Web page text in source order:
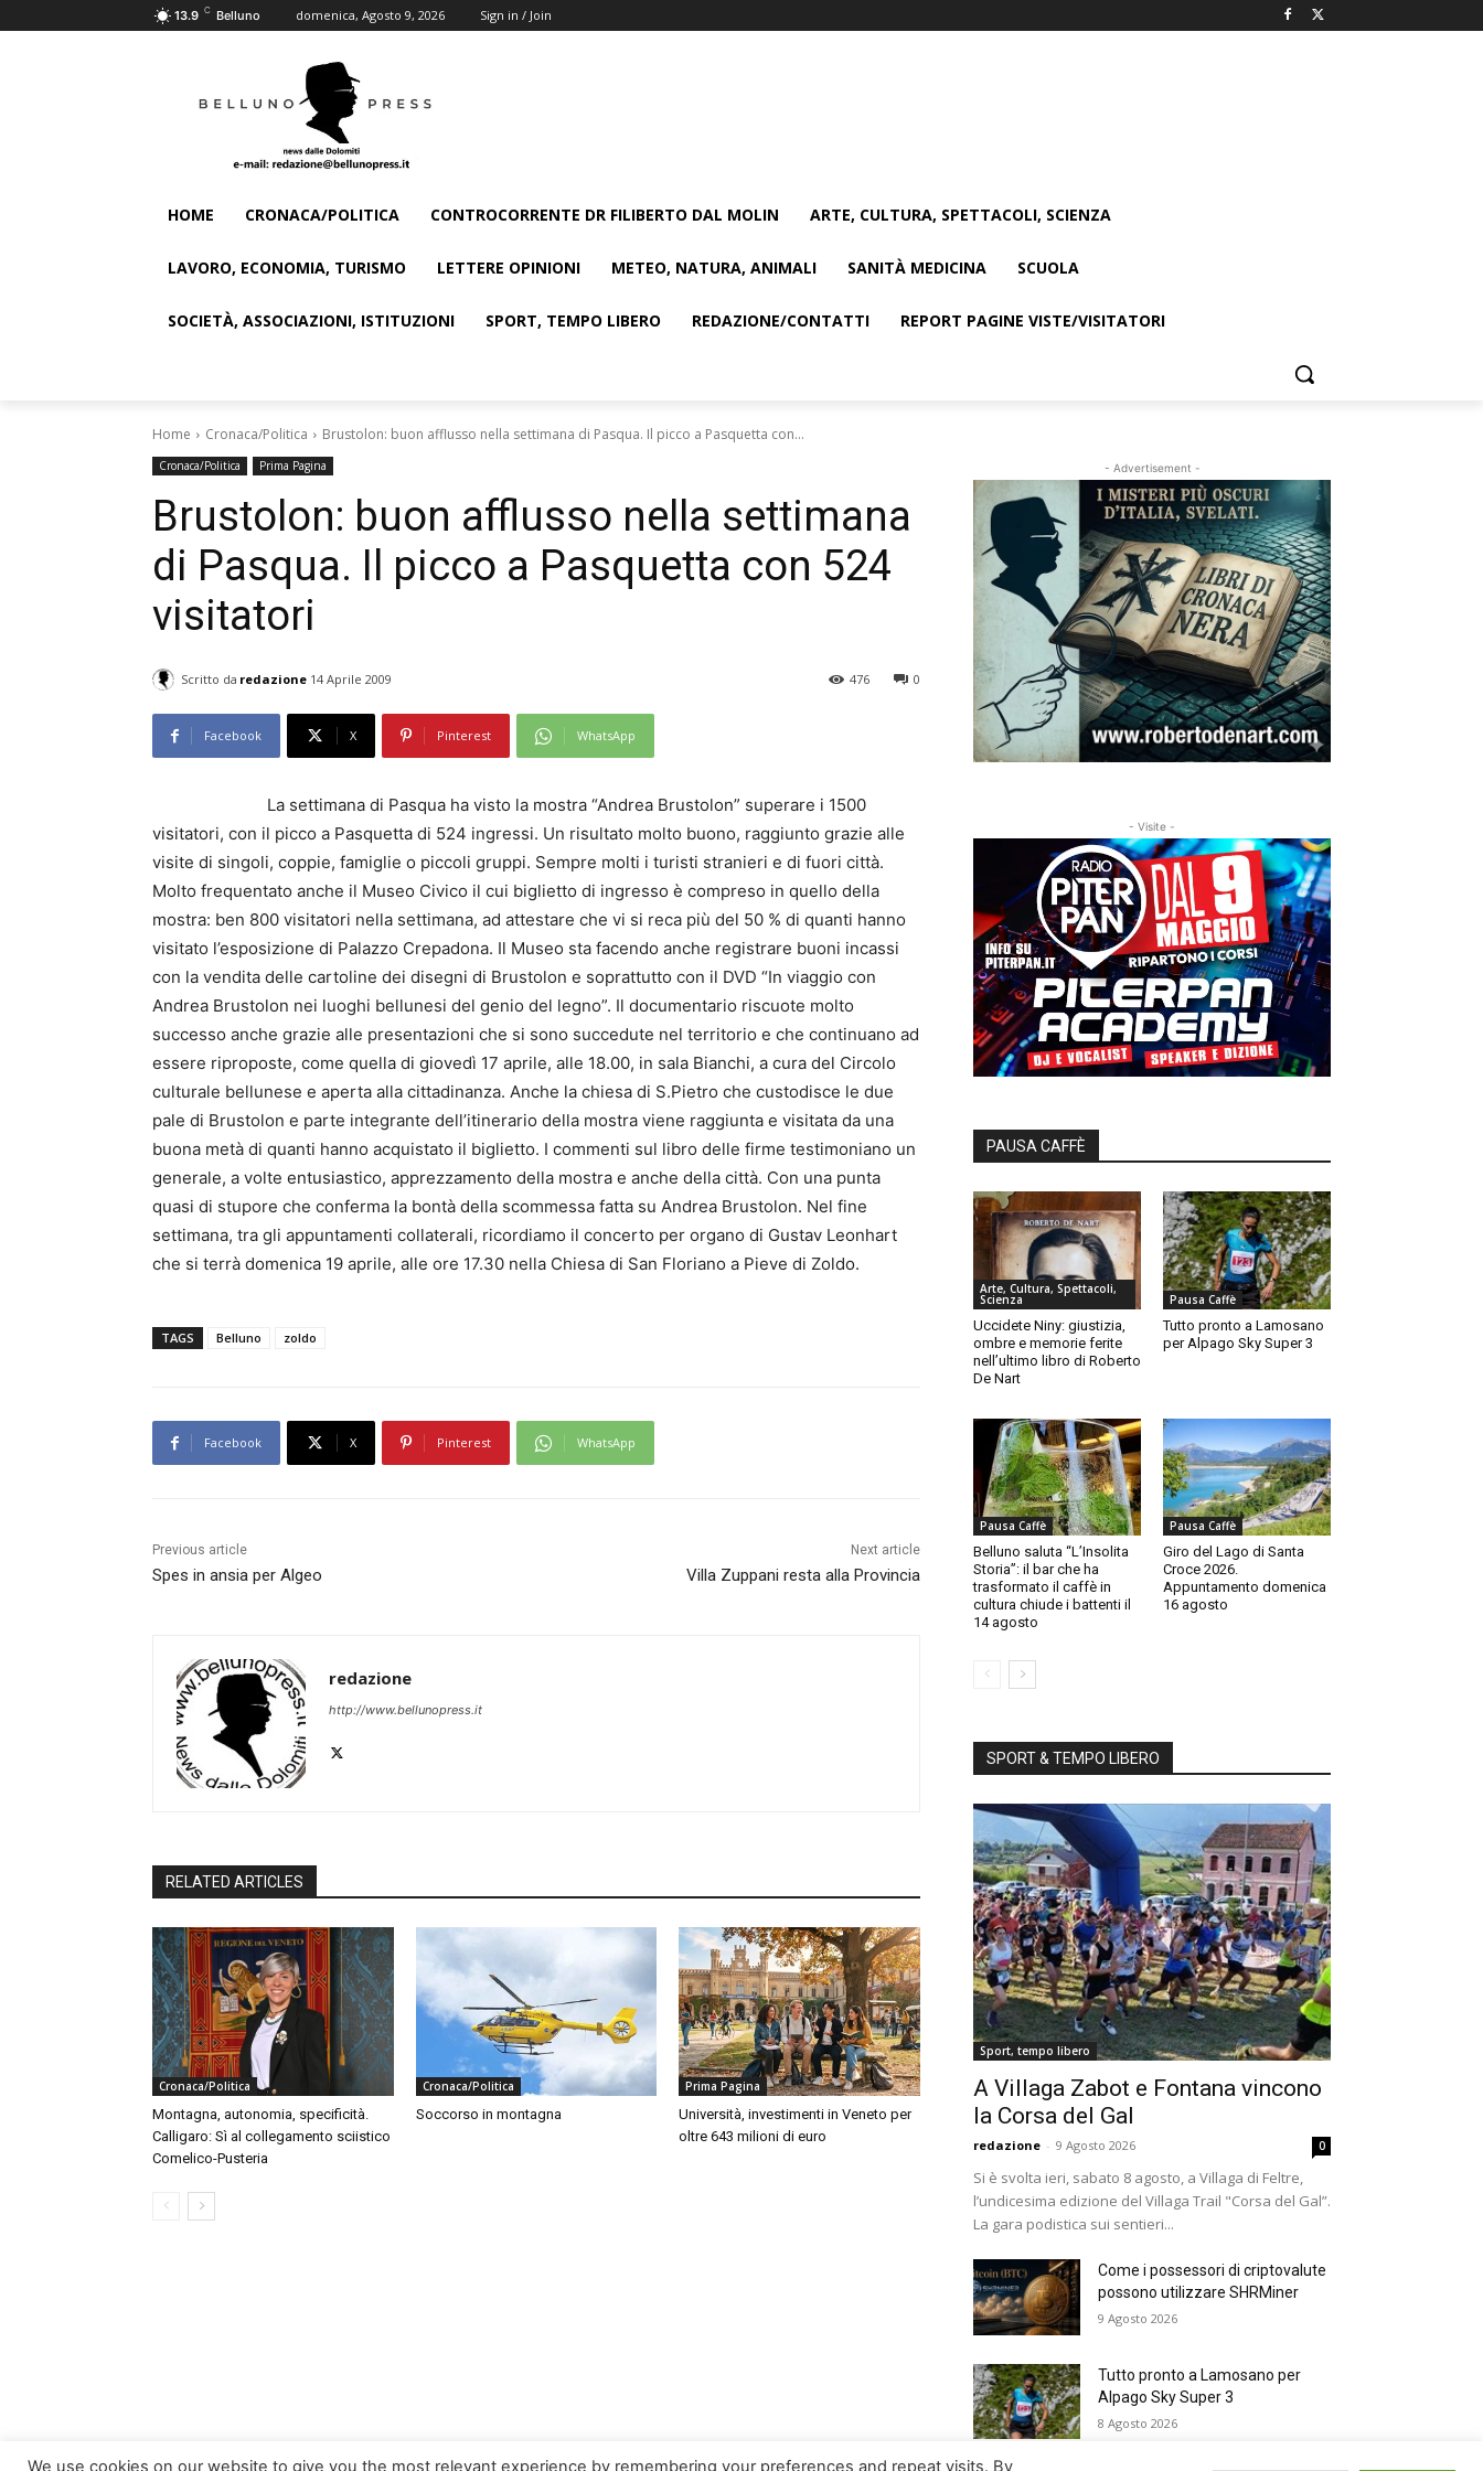
13.9 C Belluno domenica, Agosto 9, 2026 Sign in / Join
HOME CRONACA/POLITICA CONTROCORRENTE DR FILIBERTO DAL MOLIN ARTE, CULTURA, SPETTACOLI, SCIENZA
LAVORO, ECONOMIA, TURISMO LETTERE OPINIONI METEO, NATURA, ANIMALI SANITÀ MEDICINA SCUOLA
SOCIETÀ, ASSOCIAZIONI, ISTITUZIONI SPORT, TEMPO LIBERO REDAZIONE/CONTATTI REPORT PAGINE VISTE/VISITATORI
Home Cronaca/Politica Brustolon: buon afflusso nella settimana di Pasqua. Il picco a Pasquetta con...
Cronaca/Politica Prima Pagina
Brustolon: buon afflusso nella settimana
di Pasqua. Il picco a Pasquetta con 524
visitatori
Scritto da redazione 14 Aprile 2009 0
476
Facebook X Pinterest WhatsApp
La settimana di Pasqua ha visto la mostra “Andrea Brustolon” superare i 1500
visitatori, con il picco a Pasquetta di 524 ingressi. Un risultato molto buono, raggiunto grazie alle
visite di singoli, coppie, famiglie o piccoli gruppi. Sempre molti i turisti stranieri e di fuori città.
Molto frequentato anche il Museo Civico il cui biglietto di ingresso è compreso in quello della
mostra: ben 800 visitatori nella settimana, ad attestare che vi si reca più del 50 % di quanti hanno
visitato l’esposizione di Palazzo Crepadona. Il Museo sta facendo anche registrare buoni incassi
con la vendita delle cartoline dei disegni di Brustolon e soprattutto con il DVD “In viaggio con
Andrea Brustolon nei luoghi bellunesi del genio del legno”. Il documentario riscuote molto
successo anche grazie alle presentazioni che si sono succedute nel territorio e che continuano ad
essere riproposte, come quella di giovedì 17 aprile, alle 18.00, in sala Bianchi, a cura del Circolo
culturale bellunese e aperta alla cittadinanza. Anche la chiesa di S.Pietro che custodisce le due
pale di Brustolon e parte integrante dell’itinerario della mostra viene raggiunta e visitata da una
buona metà di quanti hanno acquistato il biglietto. I commenti sul libro delle firme testimoniano un
generale, a volte entusiastico, apprezzamento della mostra e anche della città. Con una punta
quasi di stupore che conferma la bontà della scommessa fatta su Andrea Brustolon. Nel fine
settimana, tra gli appuntamenti collaterali, ricordiamo il concerto per organo di Gustav Leonhart
che si terrà domenica 19 aprile, alle ore 17.30 nella Chiesa di San Floriano a Pieve di Zoldo.
TAGS Belluno zoldo
Facebook X Pinterest WhatsApp
Previous article
Spes in ansia per Algeo
Next article
Villa Zuppani resta alla Provincia
redazione
http://www.bellunopress.it
RELATED ARTICLES
Cronaca/Politica
Montagna, autonomia, specificità.
Calligaro: Sì al collegamento sciistico
Comelico-Pusteria
Cronaca/Politica
Soccorso in montagna
Prima Pagina
Università, investimenti in Veneto per
oltre 643 milioni di euro
- Advertisement -
- Visite -
PAUSA CAFFÈ
Arte, Cultura, Spettacoli,
Scienza
Uccidete Niny: giustizia,
ombre e memorie ferite
nell’ultimo libro di Roberto
De Nart
Pausa Caffè
Tutto pronto a Lamosano
per Alpago Sky Super 3
Pausa Caffè
Belluno saluta “L’Insolita
Storia”: il bar che ha
trasformato il caffè in
cultura chiude i battenti il
14 agosto
Pausa Caffè
Giro del Lago di Santa
Croce 2026.
Appuntamento domenica
16 agosto
SPORT & TEMPO LIBERO
Sport, tempo libero
A Villaga Zabot e Fontana vincono
la Corsa del Gal
redazione - 9 Agosto 2026 0
Si è svolta ieri, sabato 8 agosto, a Villaga di Feltre,
l’undicesima edizione del Villaga Trail "Corsa del Gal”.
La gara podistica sui sentieri...
Come i possessori di criptovalute
possono utilizzare SHRMiner
9 Agosto 2026
Tutto pronto a Lamosano per
Alpago Sky Super 3
8 Agosto 2026
We use cookies on our website to give you the most relevant experience by remembering your preferences and repeat visits. By